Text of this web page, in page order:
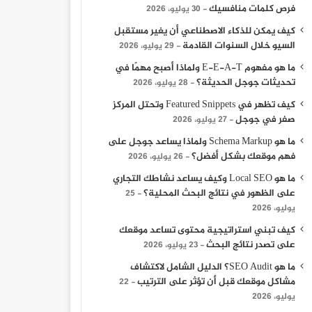
الولاية الجديدة
فرص كلمات منافسيك
30 يوليو، 2026
كيف يمكن للذكاء الاصطناعي أن يغير مستقبل
السيو خلال السنوات القادمة
29 يوليو، 2026
ما هو مفهوم E-E-A-T ولماذا أصبح مهمًا في
تحديثات جوجل الحديثة؟
28 يوليو، 2026
كيف تظهر في Featured Snippets وتحتل المركز
صفر في جوجل
27 يوليو، 2026
ما هو Schema Markup ولماذا يساعد جوجل على
فهم موقعك بشكل أفضل؟
26 يوليو، 2026
ما هو Local SEO وكيف يساعد نشاطك التجاري
على الظهور في نتائج البحث المحلية؟
25
يوليو، 2026
كيف تبني استراتيجية محتوى تساعد موقعك
على تصدر نتائج البحث
23 يوليو، 2026
ما هو SEO Audit؟ الدليل الشامل لاكتشاف
مشاكل موقعك قبل أن تؤثر على الترتيب
22
يوليو، 2026